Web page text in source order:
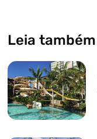
Leia também